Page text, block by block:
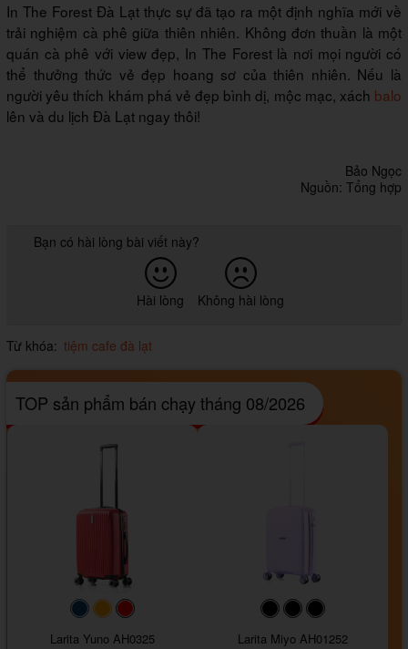
In The Forest Đà Lạt thực sự đã tạo ra một định nghĩa mới về
trải nghiệm cà phê giữa thiên nhiên. Không đơn thuần là một
quán cà phê với view đẹp, In The Forest là nơi mọi người có
thể thưởng thức vẻ đẹp hoang sơ của thiên nhiên. Nếu là
người yêu thích khám phá vẻ đẹp bình dị, mộc mạc, xách balo
lên và du lịch Đà Lạt ngay thôi!
Bảo Ngọc
Nguồn: Tổng hợp
Bạn có hài lòng bài viết này?
Hài lòng Không hài lòng
Từ khóa: tiệm cafe đà lạt
TOP sản phẩm bán chạy tháng 08/2026
#093f69#ffa500
Larita Yuno AH0325
#000000#000000
Larita Miyo AH01252